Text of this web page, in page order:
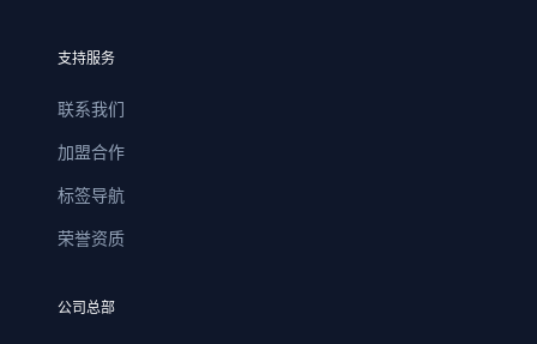
支持服务
联系我们
加盟合作
标签导航
荣誉资质
公司总部